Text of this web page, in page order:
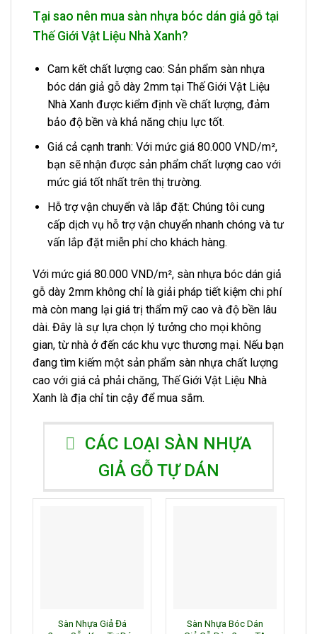
Tại sao nên mua sàn nhựa bóc dán giả gỗ tại
Thế Giới Vật Liệu Nhà Xanh?
Cam kết chất lượng cao: Sản phẩm sàn nhựa
bóc dán giả gỗ dày 2mm tại Thế Giới Vật Liệu
Nhà Xanh được kiểm định về chất lượng, đảm
bảo độ bền và khả năng chịu lực tốt.
Giá cả cạnh tranh: Với mức giá 80.000 VND/m²,
bạn sẽ nhận được sản phẩm chất lượng cao với
mức giá tốt nhất trên thị trường.
Hỗ trợ vận chuyển và lắp đặt: Chúng tôi cung
cấp dịch vụ hỗ trợ vận chuyển nhanh chóng và tư
vấn lắp đặt miễn phí cho khách hàng.
Với mức giá 80.000 VND/m², sàn nhựa bóc dán giả
gỗ dày 2mm không chỉ là giải pháp tiết kiệm chi phí
mà còn mang lại giá trị thẩm mỹ cao và độ bền lâu
dài. Đây là sự lựa chọn lý tưởng cho mọi không
gian, từ nhà ở đến các khu vực thương mại. Nếu bạn
đang tìm kiếm một sản phẩm sàn nhựa chất lượng
cao với giá cả phải chăng, Thế Giới Vật Liệu Nhà
Xanh là địa chỉ tin cậy để mua sắm.
CÁC LOẠI SÀN NHỰA
GIẢ GỖ TỰ DÁN
Sàn Nhựa Giả Đá
Sàn Nhựa Bóc Dán